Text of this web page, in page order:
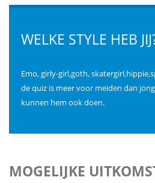
WELKE STYLE HEB
Emo, girly-girl,goth,
de quiz is meer voor meiden dan
kunnen hem ook doen.
MOGELIJKE